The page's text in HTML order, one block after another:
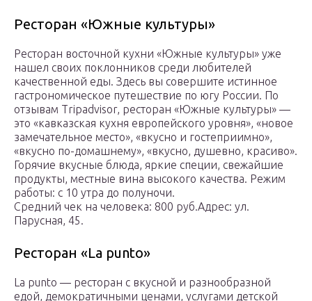
Ресторан «Южные культуры»
Ресторан восточной кухни «Южные культуры» уже
нашел своих поклонников среди любителей
качественной еды. Здесь вы совершите истинное
гастрономическое путешествие по югу России. По
отзывам Tripadvisor, ресторан «Южные культуры» —
это «кавказская кухня европейского уровня», «новое
замечательное место», «вкусно и гостеприимно»,
«вкусно по-домашнему», «вкусно, душевно, красиво».
Горячие вкусные блюда, яркие специи, свежайшие
продукты, местные вина высокого качества. Режим
работы: с 10 утра до полуночи.
Средний чек на человека: 800 руб.Адрес: ул.
Парусная, 45.
Ресторан «La punto»
La punto — ресторан с вкусной и разнообразной
едой, демократичными ценами, услугами детской